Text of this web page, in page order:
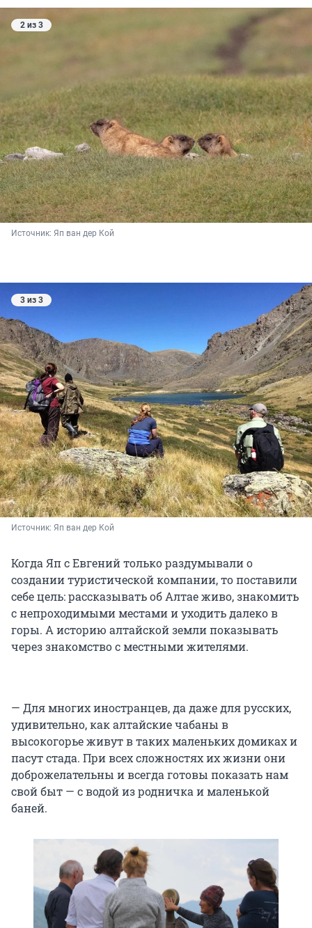
2 из 3
Источник: Яп ван дер Кой
3 из 3
Источник: Яп ван дер Кой
Когда Яп с Евгений только раздумывали о
создании туристической компании, то поставили
себе цель: рассказывать об Алтае живо, знакомить
с непроходимыми местами и уходить далеко в
горы. А историю алтайской земли показывать
через знакомство с местными жителями.
— Для многих иностранцев, да даже для русских,
удивительно, как алтайские чабаны в
высокогорье живут в таких маленьких домиках и
пасут стада. При всех сложностях их жизни они
доброжелательны и всегда готовы показать нам
свой быт — с водой из родничка и маленькой
баней.